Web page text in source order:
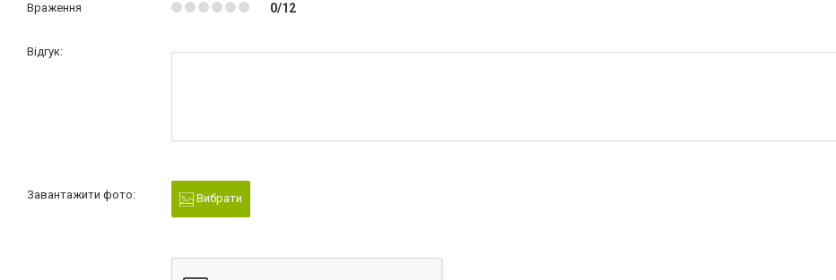
Враження 0/12
Відгук:
Завантажити фото: Вибрати